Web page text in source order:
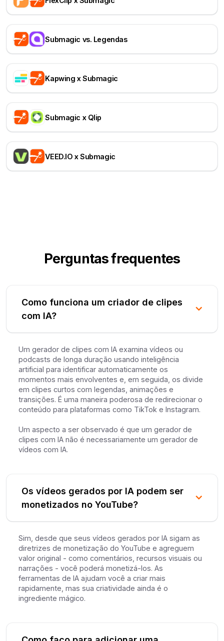
Submagic vs. Legendas
Kapwing x Submagic
Submagic x Qlip
VEED.IO x Submagic
Perguntas frequentes
Como funciona um criador de clipes
com IA?
Um gerador de clipes com IA examina vídeos ou
podcasts de longa duração usando inteligência
artificial para identificar automaticamente os
momentos mais envolventes e, em seguida, os divide
em clipes curtos com legendas, animações e
transições. É uma maneira poderosa de redirecionar o
conteúdo para plataformas como TikTok e Instagram.
Um aspecto a ser observado é que um gerador de
clipes com IA não é necessariamente um gerador de
vídeos com IA.
Os vídeos gerados por IA podem ser
monetizados no YouTube?
Sim, desde que seus vídeos gerados por IA sigam as
diretrizes de monetização do YouTube e agreguem
valor original - como comentários, recursos visuais ou
narrações - você poderá monetizá-los. As
ferramentas de IA ajudam você a criar mais
rapidamente, mas sua criatividade ainda é o
ingrediente mágico.